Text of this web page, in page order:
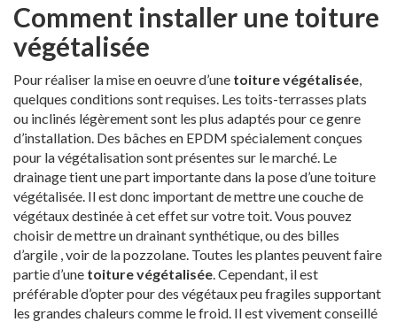
Comment installer une toiture
végétalisée
Pour réaliser la mise en oeuvre d’une toiture végétalisée,
quelques conditions sont requises. Les toits-terrasses plats
ou inclinés légèrement sont les plus adaptés pour ce genre
d’installation. Des bâches en EPDM spécialement conçues
pour la végétalisation sont présentes sur le marché. Le
drainage tient une part importante dans la pose d’une toiture
végétalisée. Il est donc important de mettre une couche de
végétaux destinée à cet effet sur votre toit. Vous pouvez
choisir de mettre un drainant synthétique, ou des billes
d’argile , voir de la pozzolane. Toutes les plantes peuvent faire
partie d’une toiture végétalisée. Cependant, il est
préférable d’opter pour des végétaux peu fragiles supportant
les grandes chaleurs comme le froid. Il est vivement conseillé